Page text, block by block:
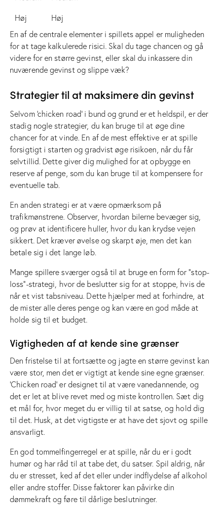
Høj
Høj
En af de centrale elementer i spillets appel er muligheden
for at tage kalkulerede risici. Skal du tage chancen og gå
videre for en større gevinst, eller skal du inkassere din
nuværende gevinst og slippe væk?
Strategier til at maksimere din gevinst
Selvom ‘chicken road’ i bund og grund er et heldspil, er der
stadig nogle strategier, du kan bruge til at øge dine
chancer for at vinde. En af de mest effektive er at spille
forsigtigt i starten og gradvist øge risikoen, når du får
selvtillid. Dette giver dig mulighed for at opbygge en
reserve af penge, som du kan bruge til at kompensere for
eventuelle tab.
En anden strategi er at være opmærksom på
trafikmønstrene. Observer, hvordan bilerne bevæger sig,
og prøv at identificere huller, hvor du kan krydse vejen
sikkert. Det kræver øvelse og skarpt øje, men det kan
betale sig i det lange løb.
Mange spillere sværger også til at bruge en form for “stop-
loss”-strategi, hvor de beslutter sig for at stoppe, hvis de
når et vist tabsniveau. Dette hjælper med at forhindre, at
de mister alle deres penge og kan være en god måde at
holde sig til et budget.
Vigtigheden af at kende sine grænser
Den fristelse til at fortsætte og jagte en større gevinst kan
være stor, men det er vigtigt at kende sine egne grænser.
‘Chicken road’ er designet til at være vanedannende, og
det er let at blive revet med og miste kontrollen. Sæt dig
et mål for, hvor meget du er villig til at satse, og hold dig
til det. Husk, at det vigtigste er at have det sjovt og spille
ansvarligt.
En god tommelfingerregel er at spille, når du er i godt
humør og har råd til at tabe det, du satser. Spil aldrig, når
du er stresset, ked af det eller under indflydelse af alkohol
eller andre stoffer. Disse faktorer kan påvirke din
dømmekraft og føre til dårlige beslutninger.